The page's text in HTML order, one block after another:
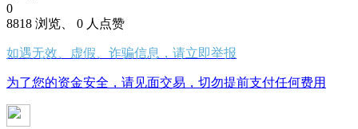
0
8818 浏览、 0 人点赞
如遇无效、虚假、诈骗信息，请立即举报
为了您的资金安全，请见面交易，切勿提前支付任何费用